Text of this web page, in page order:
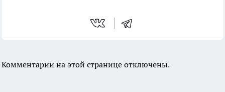
Комментарии на этой странице отключены.